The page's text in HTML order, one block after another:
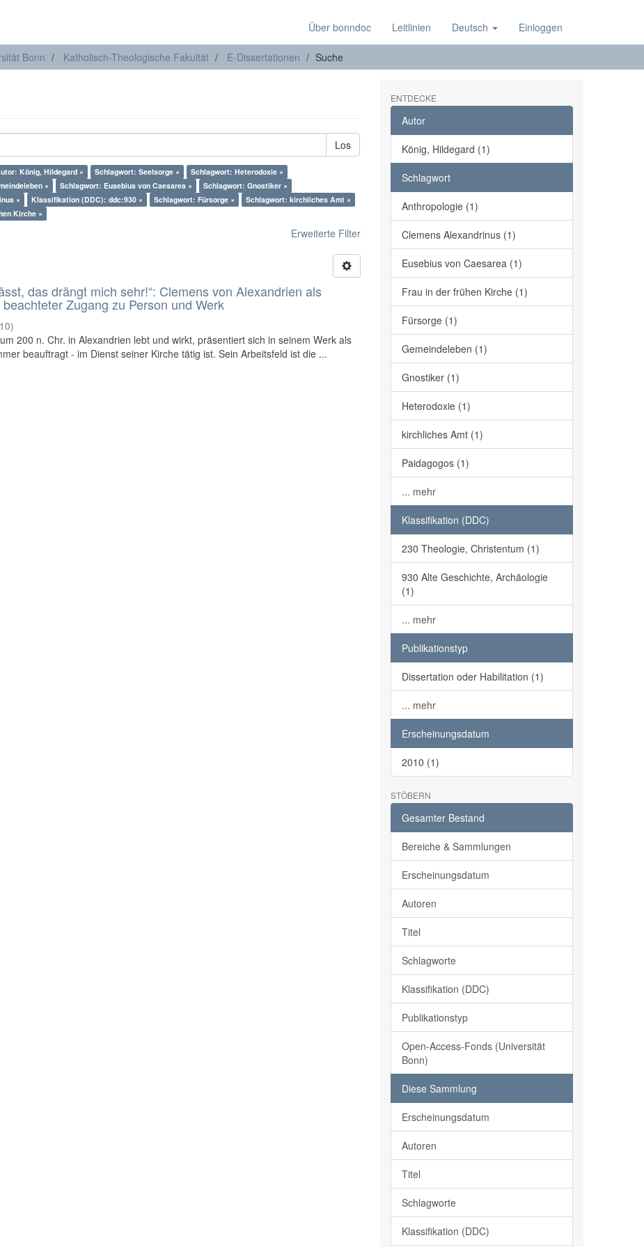
Über bonndoc Leitlinien Deutsch Einloggen
Bonn Katholisch-Theologische Fakultät E-Dissertationen Suche
Los
König, Hildegard × Schlagwort: Seelsorge ×
Schlagwort: Heterodoxie ×
× Schlagwort: Eusebius von Caesarea ×
Schlagwort: Gnostiker ×
× Klassifikation (DDC): ddc:930 × Schlagwort: Fürsorge ×
Schlagwort: kirchliches Amt ×
Kirche ×
Erweiterte Filter
das drängt mich sehr!“: Clemens von Alexandrien als
Zugang zu Person und Werk
)
200 n. Chr. in Alexandrien lebt und wirkt, präsentiert sich in seinem Werk als
beauftragt - im Dienst seiner Kirche tätig ist. Sein Arbeitsfeld ist die ...
ENTDECKE
Autor
König, Hildegard (1)
Schlagwort
Anthropologie (1)
Clemens Alexandrinus (1)
Eusebius von Caesarea (1)
Frau in der frühen Kirche (1)
Fürsorge (1)
Gemeindeleben (1)
Gnostiker (1)
Heterodoxie (1)
kirchliches Amt (1)
Paidagogos (1)
... mehr
Klassifikation (DDC)
230 Theologie, Christentum (1)
930 Alte Geschichte, Archäologie
(1)
... mehr
Publikationstyp
Dissertation oder Habilitation (1)
... mehr
Erscheinungsdatum
2010 (1)
STÖBERN
Gesamter Bestand
Bereiche & Sammlungen
Erscheinungsdatum
Autoren
Titel
Schlagworte
Klassifikation (DDC)
Publikationstyp
Open-Access-Fonds (Universität
Bonn)
Diese Sammlung
Erscheinungsdatum
Autoren
Titel
Schlagworte
Klassifikation (DDC)